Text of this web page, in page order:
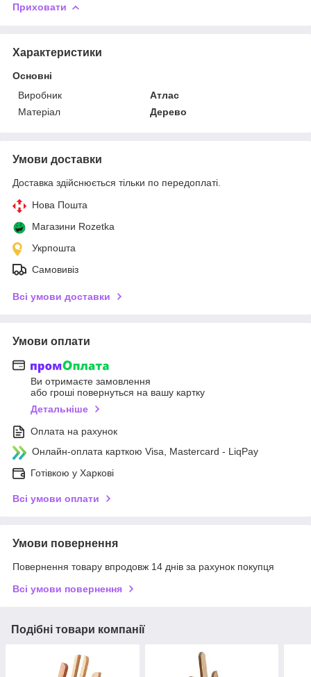
Приховати
Характеристики
Основні
Виробник
Атлас
Матеріал
Дерево
Умови доставки
Доставка здійснюється тільки по передоплаті.
Нова Пошта
Магазини Rozetka
Укрпошта
Самовивіз
Всі умови доставки
Умови оплати
Ви отримаєте замовлення
або гроші повернуться на вашу картку
Детальніше
Оплата на рахунок
Онлайн-оплата карткою Visa, Mastercard - LiqPay
Готівкою у Харкові
Всі умови оплати
Умови повернення
Повернення товару впродовж 14 днів за рахунок покупця
Всі умови повернення
Подібні товари компанії